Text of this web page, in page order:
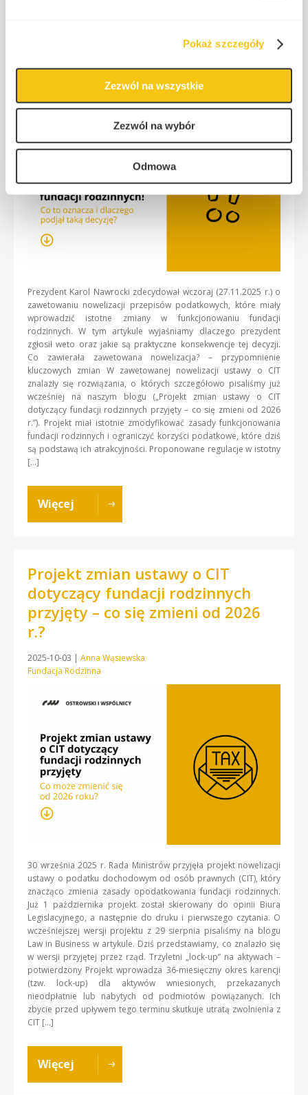
Pokaż szczegóły
Zezwól na wszystkie
Zezwól na wybór
Odmowa
oznacza i dlaczego podjął taką
Anna Wąsiewska
Prezydent Karol Nawrocki zdecydował wczoraj (27.11.2025 r.) o
zawetowaniu nowelizacji przepisów podatkowych, które miały
wprowadzić istotne zmiany w funkcjonowaniu fundacji
rodzinnych. W tym artykule wyjaśniamy dlaczego prezydent
zgłosił weto oraz jakie są praktyczne konsekwencje tej decyzji.
Co zawierała zawetowana nowelizacja? – przypomnienie
kluczowych zmian W zawetowanej nowelizacji ustawy o CIT
znalazły się rozwiązania, o których szczegółowo pisaliśmy już
wcześniej na naszym blogu („Projekt zmian ustawy o CIT
dotyczący fundacji rodzinnych przyjęty – co się zmieni od 2026
r.”). Projekt miał istotnie zmodyfikować zasady funkcjonowania
fundacji rodzinnych i ograniczyć korzyści podatkowe, które dziś
są podstawą ich atrakcyjności. Proponowane regulacje w istotny
[…]
Więcej
Projekt zmian ustawy o CIT
dotyczący fundacji rodzinnych
przyjęty – co się zmieni od 2026
r.?
2025-10-03 | Anna Wąsiewska
Fundacja Rodzinna
30 września 2025 r. Rada Ministrów przyjęła projekt nowelizacji
ustawy o podatku dochodowym od osób prawnych (CIT), który
znacząco zmienia zasady opodatkowania fundacji rodzinnych.
Już 1 października projekt został skierowany do opinii Biura
Legislacyjnego, a następnie do druku i pierwszego czytania. O
wcześniejszej wersji projektu z 29 sierpnia pisaliśmy na blogu
Law in Business w artykule. Dziś przedstawiamy, co znalazło się
w wersji przyjętej przez rząd. Trzyletni „lock-up” na aktywach –
potwierdzony Projekt wprowadza 36-miesięczny okres karencji
(tzw. lock-up) dla aktywów wniesionych, przekazanych
nieodpłatnie lub nabytych od podmiotów powiązanych. Ich
zbycie przed upływem tego terminu skutkuje utratą zwolnienia z
CIT […]
Więcej